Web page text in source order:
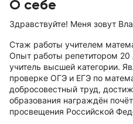
О себе
Здравствуйте! Меня зовут
Стаж работы учителем
Опыт работы репетитором
учитель высшей категории.
проверке ОГЭ и ЕГЭ по
добросовестный труд,
образования награждён
просвещения Российской